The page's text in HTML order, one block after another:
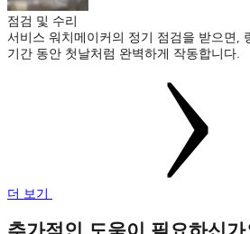
점검 및 수리
서비스 워치메이커의 정기 점검을 받으면,
기간 동안 첫날처럼 완벽하게 작동합니다.
더 보기